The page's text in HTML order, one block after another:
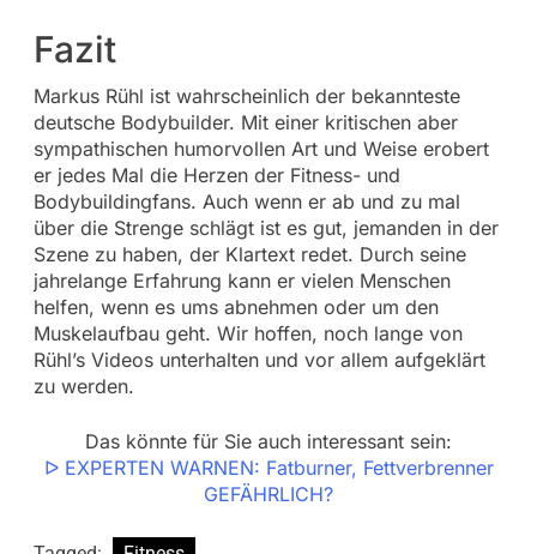
Fazit
Markus Rühl ist wahrscheinlich der bekannteste
deutsche Bodybuilder. Mit einer kritischen aber
sympathischen humorvollen Art und Weise erobert
er jedes Mal die Herzen der Fitness- und
Bodybuildingfans. Auch wenn er ab und zu mal
über die Strenge schlägt ist es gut, jemanden in der
Szene zu haben, der Klartext redet. Durch seine
jahrelange Erfahrung kann er vielen Menschen
helfen, wenn es ums abnehmen oder um den
Muskelaufbau geht. Wir hoffen, noch lange von
Rühl’s Videos unterhalten und vor allem aufgeklärt
zu werden.
Das könnte für Sie auch interessant sein:
ᐅ EXPERTEN WARNEN: Fatburner, Fettverbrenner
GEFÄHRLICH?